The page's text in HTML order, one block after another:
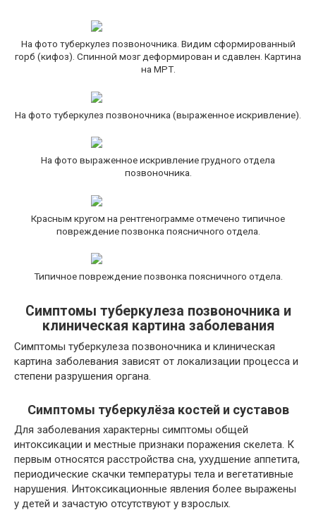
На фото туберкулез позвоночника. Видим сформированный
горб (кифоз). Спинной мозг деформирован и сдавлен. Картина
на МРТ.
На фото туберкулез позвоночника (выраженное искривление).
На фото выраженное искривление грудного отдела
позвоночника.
Красным кругом на рентгенограмме отмечено типичное
повреждение позвонка поясничного отдела.
Типичное повреждение позвонка поясничного отдела.
Симптомы туберкулеза позвоночника и
клиническая картина заболевания
Симптомы туберкулеза позвоночника и клиническая
картина заболевания зависят от локализации процесса и
степени разрушения органа.
Симптомы туберкулёза костей и суставов
Для заболевания характерны симптомы общей
интоксикации и местные признаки поражения скелета. К
первым относятся расстройства сна, ухудшение аппетита,
периодические скачки температуры тела и вегетативные
нарушения. Интоксикационные явления более выражены
у детей и зачастую отсутствуют у взрослых.